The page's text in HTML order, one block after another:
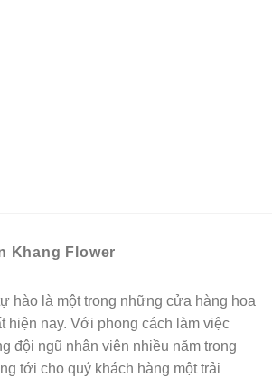
Khang Flower
hào là một trong những cửa hàng hoa
hiện nay. Với phong cách làm việc
đội ngũ nhân viên nhiều năm trong
tới cho quý khách hàng một trải